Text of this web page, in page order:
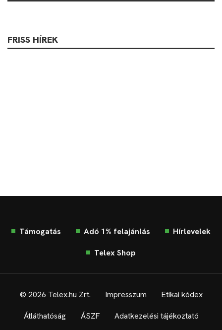
FRISS HÍREK
Támogatás Adó 1% felajánlás Hírlevelek
Telex Shop
© 2026 Telex.hu Zrt. Impresszum Etikai kódex
Átláthatóság ÁSZF Adatkezelési tájékoztató